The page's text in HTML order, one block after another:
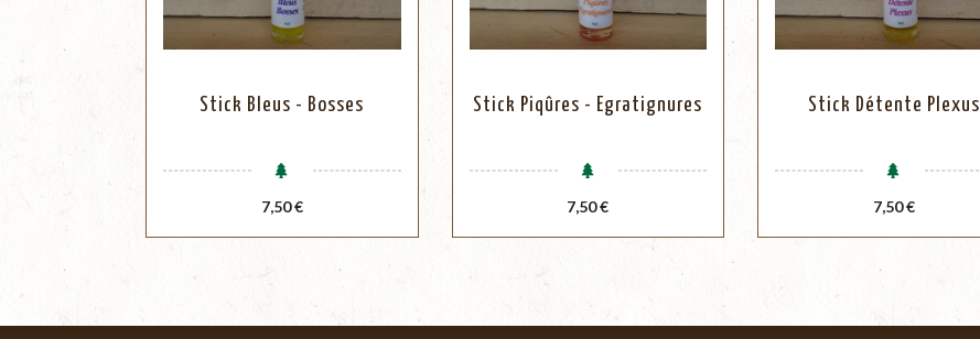
Stick Bleus - Bosses
Prix
7,50 €
Stick Piqûres - Egratignures
Prix
7,50 €
Stick Détente Plexus
Prix
7,50 €